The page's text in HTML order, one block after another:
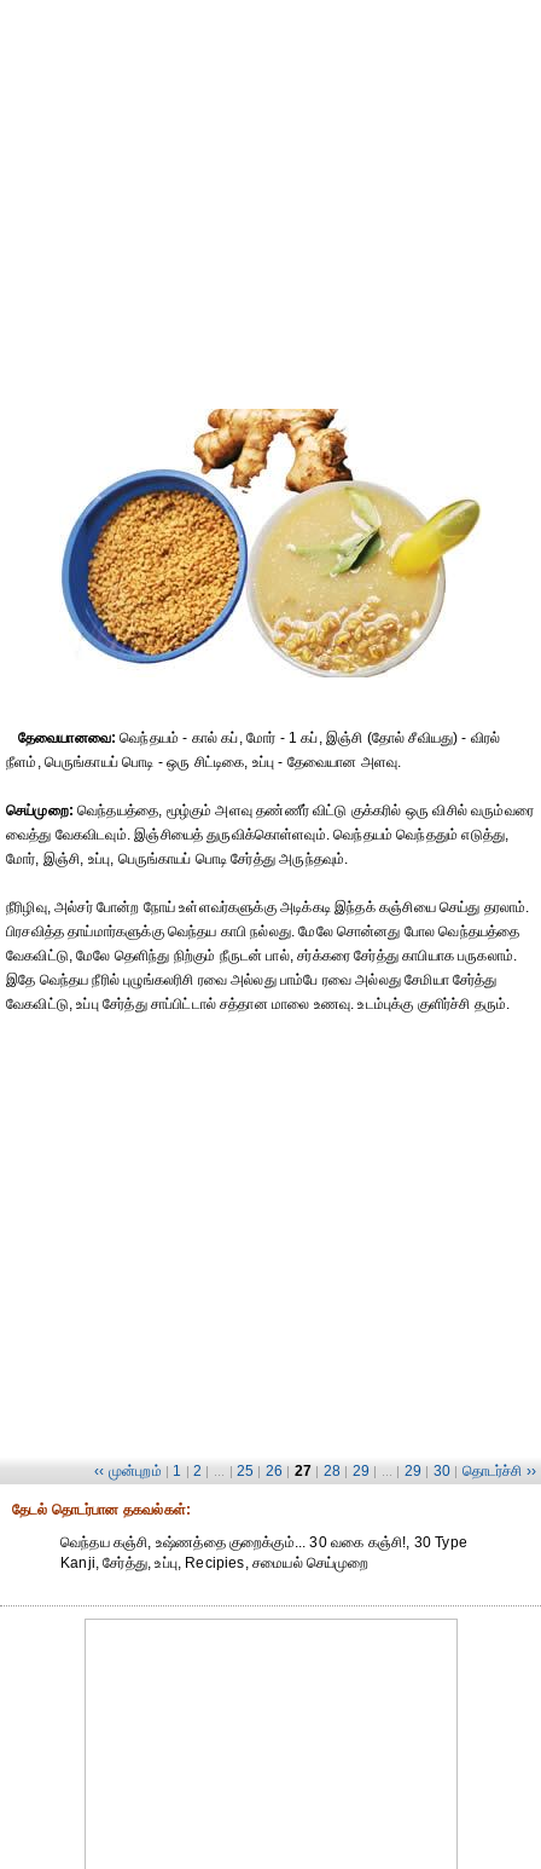
தேவையானவை: வெந்தயம் - கால் கப், மோர் - 1 கப், இஞ்சி (தோல் சீவியது) - விரல்
நீளம், பெருங்காயப் பொடி - ஒரு சிட்டிகை, உப்பு - தேவையான அளவு.
செய்முறை: வெந்தயத்தை, மூழ்கும் அளவு தண்ணீர் விட்டு குக்கரில் ஒரு விசில் வரும்வரை
வைத்து வேகவிடவும். இஞ்சியைத் துருவிக்கொள்ளவும். வெந்தயம் வெந்ததும் எடுத்து,
மோர், இஞ்சி, உப்பு, பெருங்காயப் பொடி சேர்த்து அருந்தவும்.
நீரிழிவு, அல்சர் போன்ற நோய் உள்ளவர்களுக்கு அடிக்கடி இந்தக் கஞ்சியை செய்து தரலாம்.
பிரசவித்த தாய்மார்களுக்கு வெந்தய காபி நல்லது. மேலே சொன்னது போல வெந்தயத்தை
வேகவிட்டு, மேலே தெளிந்து நிற்கும் நீருடன் பால், சர்க்கரை சேர்த்து காபியாக பருகலாம்.
இதே வெந்தய நீரில் புழுங்கலரிசி ரவை அல்லது பாம்பே ரவை அல்லது சேமியா சேர்த்து
வேகவிட்டு, உப்பு சேர்த்து சாப்பிட்டால் சத்தான மாலை உணவு. உடம்புக்கு குளிர்ச்சி தரும்.
‹‹ முன்புறம் | 1 | 2 | ... | 25 | 26 | 27 | 28 | 29 | ... | 29 | 30 | தொடர்ச்சி ››
தேட‌ல் தொட‌ர்பான தகவ‌ல்க‌ள்:
வெந்தய கஞ்சி, உஷ்ணத்தை குறைக்கும்... 30 வகை கஞ்சி!, 30 Type
Kanji, சேர்த்து, உப்பு, Recipies, சமையல் செய்முறை